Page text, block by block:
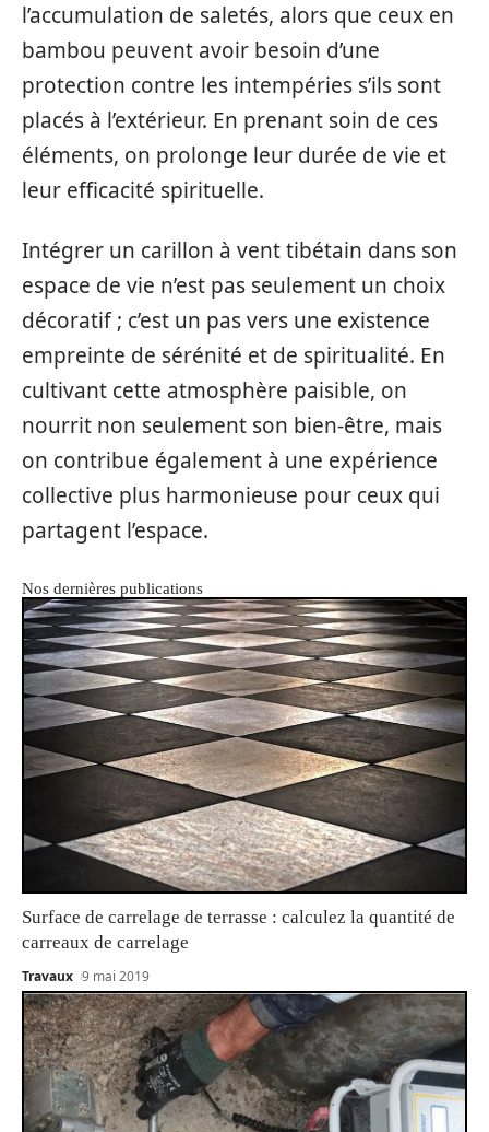
l’accumulation de saletés, alors que ceux en
bambou peuvent avoir besoin d’une
protection contre les intempéries s’ils sont
placés à l’extérieur. En prenant soin de ces
éléments, on prolonge leur durée de vie et
leur efficacité spirituelle.
Intégrer un carillon à vent tibétain dans son
espace de vie n’est pas seulement un choix
décoratif ; c’est un pas vers une existence
empreinte de sérénité et de spiritualité. En
cultivant cette atmosphère paisible, on
nourrit non seulement son bien-être, mais
on contribue également à une expérience
collective plus harmonieuse pour ceux qui
partagent l’espace.
Nos dernières publications
Surface de carrelage de terrasse : calculez la quantité de
carreaux de carrelage
Travaux 9 mai 2019